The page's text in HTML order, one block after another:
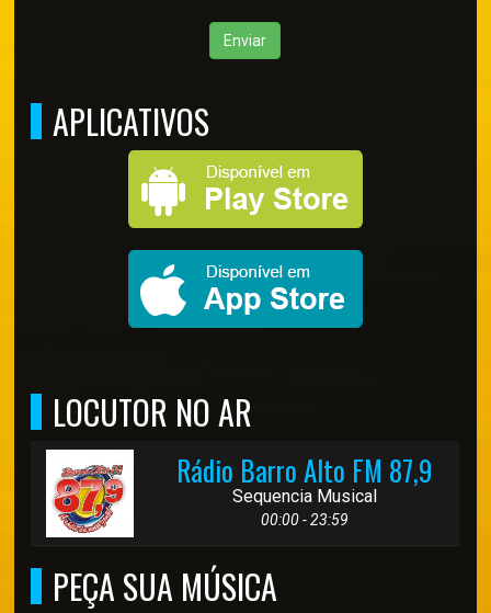
Enviar
APLICATIVOS
LOCUTOR NO AR
Rádio Barro Alto FM 87,9
Sequencia Musical
00:00 - 23:59
PEÇA SUA MÚSICA